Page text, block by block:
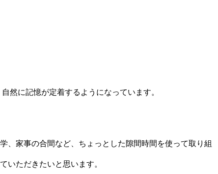
然に記憶が定着するようになっています。
、家事の合間など、ちょっとした隙間時間を使って取り組
いただきたいと思います。